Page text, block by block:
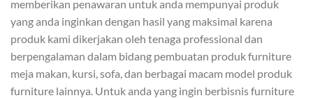
memberikan penawaran untuk anda mempunyai produk
yang anda inginkan dengan hasil yang maksimal karena
produk kami dikerjakan oleh tenaga professional dan
berpengalaman dalam bidang pembuatan produk furniture
meja makan, kursi, sofa, dan berbagai macam model produk
furniture lainnya. Untuk anda yang ingin berbisnis furniture